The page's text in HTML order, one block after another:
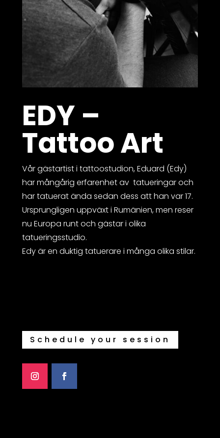
EDY –
Tattoo Art
Vår gästartist i tattoostudion, Eduard (Edy)
har mångårig erfarenhet av tatueringar och
har tatuerat ända sedan dess att han var 17.
Ursprungligen uppväxt i Rumänien, men reser
nu Europa runt och gästar i olika
tatueringsstudio.
Edy är en duktig tatuerare i många olika stilar.
Schedule your session